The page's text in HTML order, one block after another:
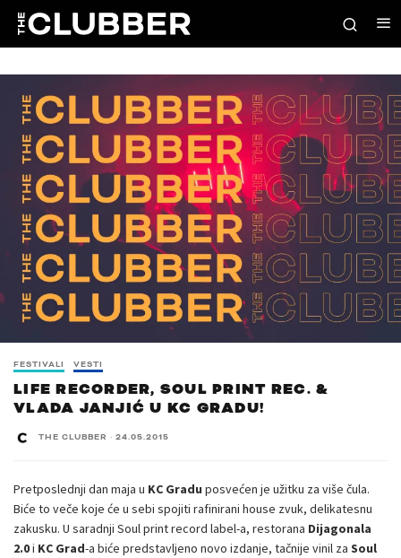
FESTIVALI VESTI
LIFE RECORDER, SOUL PRINT REC. &
VLADA JANJIĆ U KC GRADU!
THE CLUBBER · 24.05.2015
Pretposlednji dan maja u KC Gradu posvećen je užitku za više čula.
Biće to veče koje će u sebi spojiti rafinirani house zvuk, delikatesnu
zakusku. U saradnji Soul print record label-a, restorana Dijagonala
2.0i KC Grad-a biće predstavljeno novo izdanje, tačnije vinil za Soul